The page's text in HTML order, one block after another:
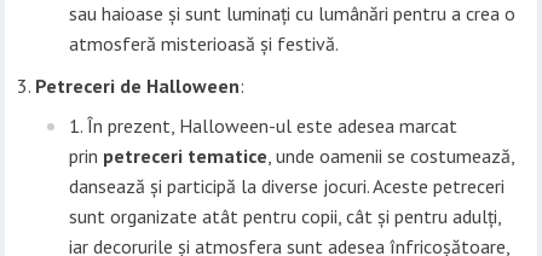
sau haioase și sunt luminați cu lumânări pentru a crea o
atmosferă misterioasă și festivă.
Petreceri de Halloween:
În prezent, Halloween-ul este adesea marcat
prin petreceri tematice, unde oamenii se costumează,
dansează și participă la diverse jocuri. Aceste petreceri
sunt organizate atât pentru copii, cât și pentru adulți,
iar decorurile și atmosfera sunt adesea înfricoșătoare,